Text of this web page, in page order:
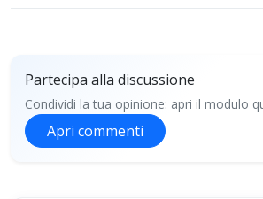
Partecipa alla discussione
Condividi la tua opinione: apri il modulo
Apri commenti